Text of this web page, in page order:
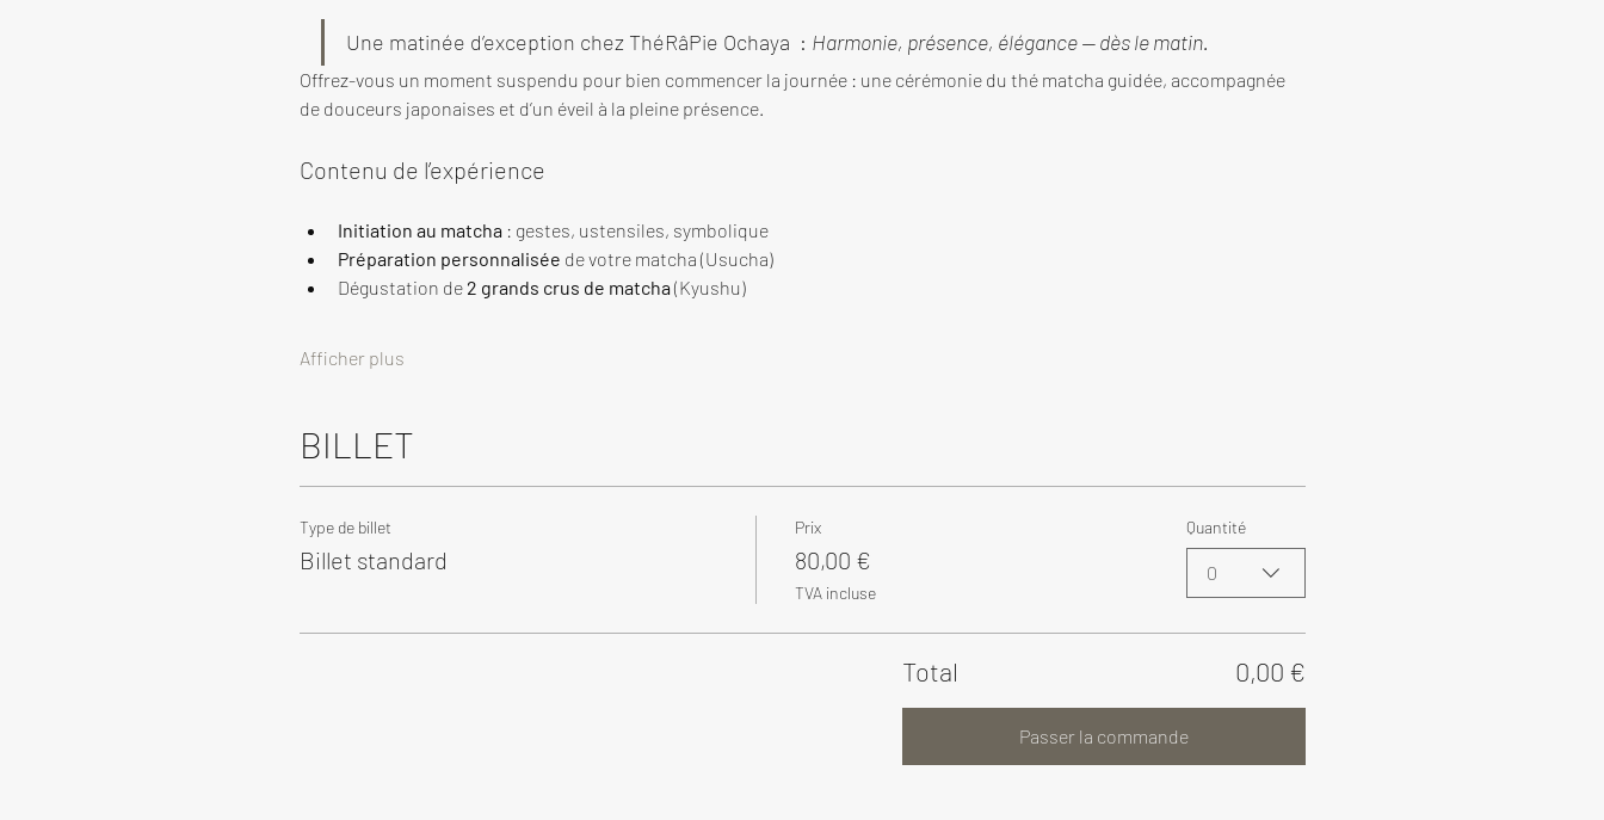
Une matinée d’exception chez ThéRâPie Ochaya  : Harmonie, présence, élégance — dès le matin.
Offrez-vous un moment suspendu pour bien commencer la journée : une cérémonie du thé matcha guidée, accompagnée
de douceurs japonaises et d’un éveil à la pleine présence.
Contenu de l’expérience
Initiation au matcha : gestes, ustensiles, symbolique
Préparation personnalisée de votre matcha (Usucha)
Dégustation de 2 grands crus de matcha (Kyushu)
Afficher plus
BILLET
Type de billet
Billet standard
Prix
80,00 €
TVA incluse
Quantité
0
Total 0,00 €
Passer la commande